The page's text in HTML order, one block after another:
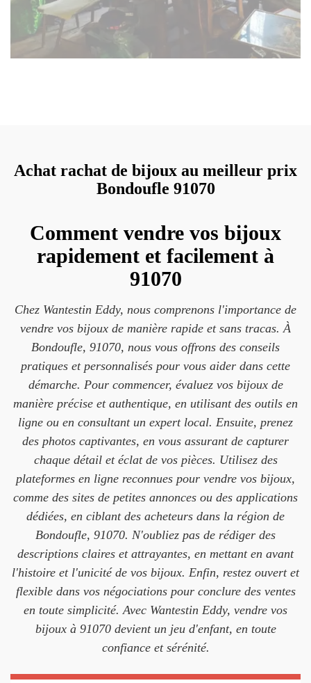
Achat rachat de bijoux au meilleur prix
Bondoufle 91070
Comment vendre vos bijoux
rapidement et facilement à
91070
Chez Wantestin Eddy, nous comprenons l'importance de
vendre vos bijoux de manière rapide et sans tracas. À
Bondoufle, 91070, nous vous offrons des conseils
pratiques et personnalisés pour vous aider dans cette
démarche. Pour commencer, évaluez vos bijoux de
manière précise et authentique, en utilisant des outils en
ligne ou en consultant un expert local. Ensuite, prenez
des photos captivantes, en vous assurant de capturer
chaque détail et éclat de vos pièces. Utilisez des
plateformes en ligne reconnues pour vendre vos bijoux,
comme des sites de petites annonces ou des applications
dédiées, en ciblant des acheteurs dans la région de
Bondoufle, 91070. N'oubliez pas de rédiger des
descriptions claires et attrayantes, en mettant en avant
l'histoire et l'unicité de vos bijoux. Enfin, restez ouvert et
flexible dans vos négociations pour conclure des ventes
en toute simplicité. Avec Wantestin Eddy, vendre vos
bijoux à 91070 devient un jeu d'enfant, en toute
confiance et sérénité.